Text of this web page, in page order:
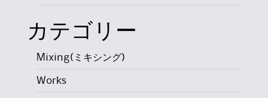
カテゴリー
Mixing(ミキシング)
Works